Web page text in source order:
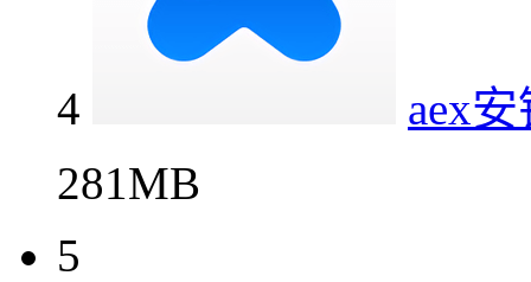
4
aex
281MB
5